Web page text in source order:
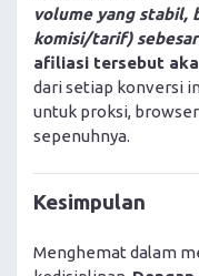
volume yang stabil,
komisi/tarif)
afiliasi tersebut
dari setiap konversi
untuk proksi,
sepenuhnya.
Kesimpulan
Menghemat dalam